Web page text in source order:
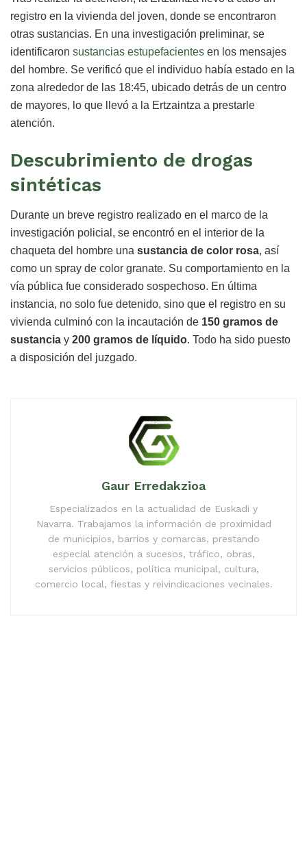
registro en la vivienda del joven, donde se encontraron
otras sustancias. En una investigación preliminar, se
identificaron sustancias estupefacientes en los mensajes
del hombre. Se verificó que el individuo había estado en la
zona alrededor de las 18:45, ubicado detrás de un centro
de mayores, lo que llevó a la Ertzaintza a prestarle
atención.
Descubrimiento de drogas
sintéticas
Durante un breve registro realizado en el marco de la
investigación policial, se encontró en el interior de la
chaqueta del hombre una sustancia de color rosa, así
como un spray de color granate. Su comportamiento en la
vía pública fue considerado sospechoso. En última
instancia, no solo fue detenido, sino que el registro en su
vivienda culminó con la incautación de 150 gramos de
sustancia y 200 gramos de líquido. Todo ha sido puesto
a disposición del juzgado.
Gaur Erredakzioa
Especializados en la actualidad de Euskadi y
Navarra. Trabajamos la información de proximidad
de municipios, barrios y comarcas, prestando
especial atención a sucesos, tráfico, obras,
servicios públicos, política municipal, cultura,
comercio local, fiestas y reivindicaciones vecinales.